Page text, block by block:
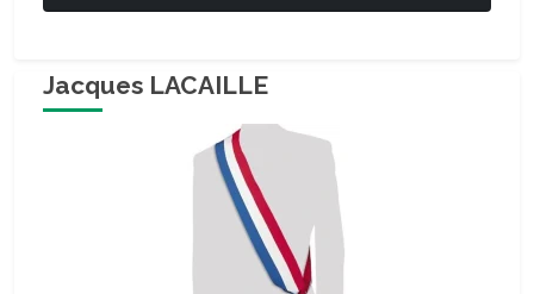
Jacques LACAILLE